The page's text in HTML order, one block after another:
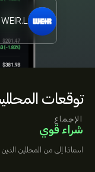
توقعات
الإجماع
شراء قوي
استنادًا إلى من المحللين
WEIR.L